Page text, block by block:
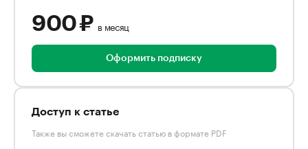
900 ₽ в месяц
Оформить подписку
Доступ к статье
Также вы сможете скачать статью в формате PDF